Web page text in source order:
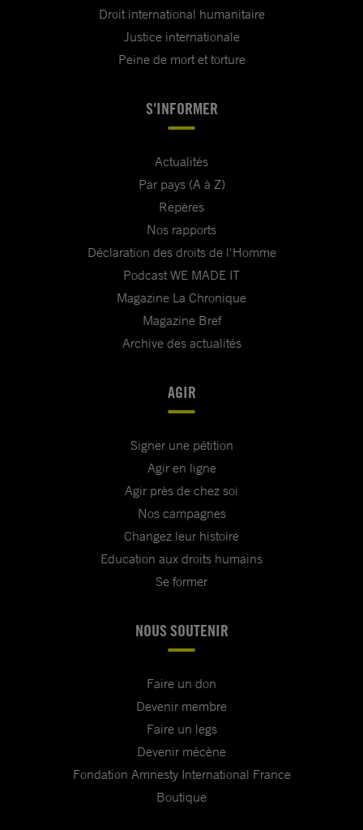
Droit international humanitaire
Justice internationale
Peine de mort et torture
S'INFORMER
Actualités
Par pays (A à Z)
Repères
Nos rapports
Déclaration des droits de l'Homme
Podcast WE MADE IT
Magazine La Chronique
Magazine Bref
Archive des actualités
AGIR
Signer une pétition
Agir en ligne
Agir près de chez soi
Nos campagnes
Changez leur histoire
Education aux droits humains
Se former
NOUS SOUTENIR
Faire un don
Devenir membre
Faire un legs
Devenir mécène
Fondation Amnesty International France
Boutique